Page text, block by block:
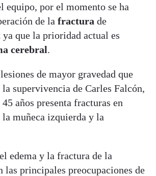
equipo, por el momento se ha
de la fractura de
ya que la prioridad actual es
cerebral.
de mayor gravedad que
la supervivencia de Carles Falcón,
años presenta fracturas en
muñeca izquierda y la
edema y la fractura de la
las principales preocupaciones de